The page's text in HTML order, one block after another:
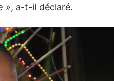
», a-t-il déclaré.